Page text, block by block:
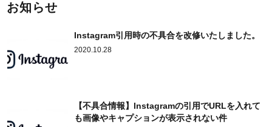
お知らせ
Instagram引用時の不具合を改修いたしました。
2020.10.28
【不具合情報】Instagramの引用でURLを入れて
も画像やキャプションが表示されない件